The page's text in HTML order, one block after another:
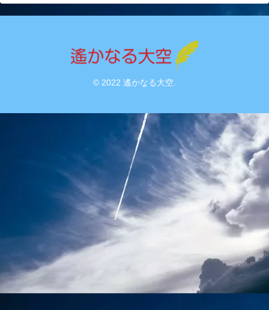
© 2022 遙かなる大空.